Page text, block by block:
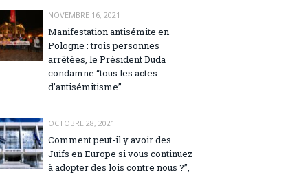
NOVEMBRE 16, 2021
Manifestation antisémite en
Pologne : trois personnes
arrêtées, le Président Duda
condamne “tous les actes
d’antisémitisme”
OCTOBRE 28, 2021
Comment peut-il y avoir des
Juifs en Europe si vous continuez
à adopter des lois contre nous ?”,